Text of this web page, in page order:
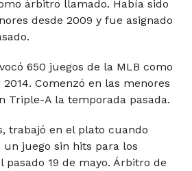
árbitro llamado. Había sido
desde 2009 y fue asignado
650 juegos de la MLB como
Comenzó en las menores
Triple-A la temporada pasada.
trabajó en el plato cuando
juego sin hits para los
pasado 19 de mayo. Árbitro de